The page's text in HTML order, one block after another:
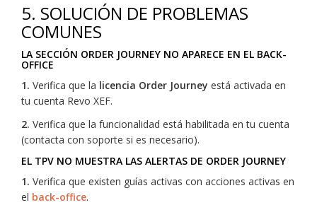
5. SOLUCIÓN DE PROBLEMAS
COMUNES
LA SECCIÓN ORDER JOURNEY NO APARECE EN EL BACK-
OFFICE
1. Verifica que la licencia Order Journey está activada en
tu cuenta Revo XEF.
2. Verifica que la funcionalidad está habilitada en tu cuenta
(contacta con soporte si es necesario).
EL TPV NO MUESTRA LAS ALERTAS DE ORDER JOURNEY
1. Verifica que existen guías activas con acciones activas en
el back-office.